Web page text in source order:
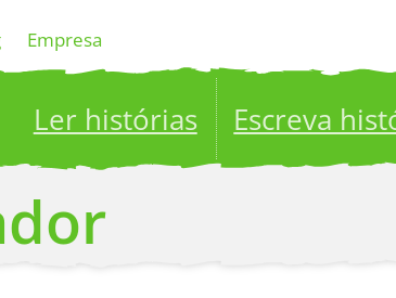
Empresa
Ler histórias Escreva
your stories to a global audience.